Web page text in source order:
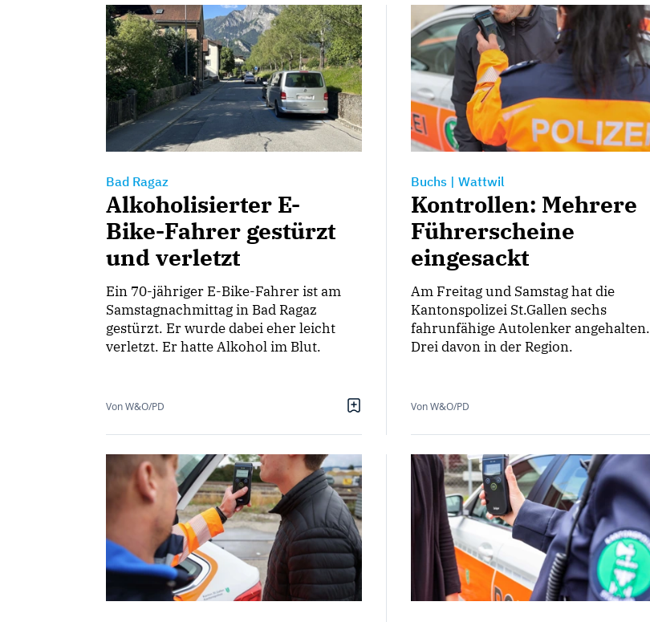
Bad Ragaz
Alkoholisierter E-
Bike-Fahrer gestürzt
und verletzt
Ein 70-jähriger E-Bike-Fahrer ist am
Samstagnachmittag in Bad Ragaz
gestürzt. Er wurde dabei eher leicht
verletzt. Er hatte Alkohol im Blut.
Von W&O/PD
Buchs | Wattwil
Kontrollen: Mehrere
Führerscheine
eingesackt
Am Freitag und Samstag hat die
Kantonspolizei St.Gallen sechs
fahrunfähige Autolenker angehalten.
Drei davon in der Region.
Von W&O/PD